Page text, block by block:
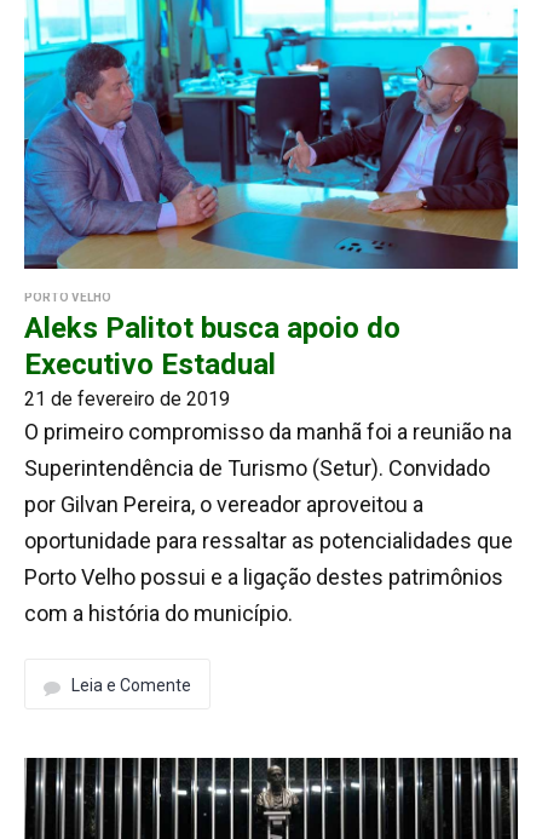
PORTO VELHO
Aleks Palitot busca apoio do
Executivo Estadual
21 de fevereiro de 2019
O primeiro compromisso da manhã foi a reunião na
Superintendência de Turismo (Setur). Convidado
por Gilvan Pereira, o vereador aproveitou a
oportunidade para ressaltar as potencialidades que
Porto Velho possui e a ligação destes patrimônios
com a história do município.
Leia e Comente